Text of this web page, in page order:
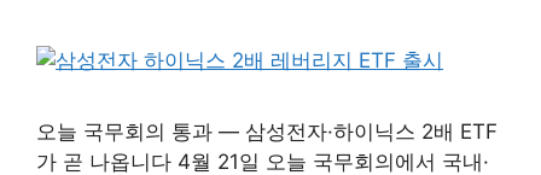
오늘 국무회의 통과 — 삼성전자·하이닉스 2배 ETF
가 곧 나옵니다 4월 21일 오늘 국무회의에서 국내·